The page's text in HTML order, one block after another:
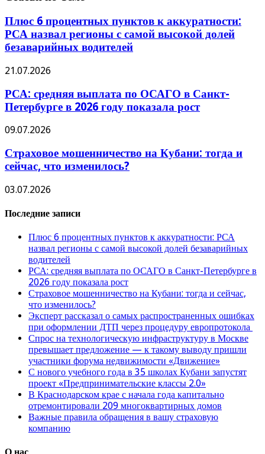
Плюс 6 процентных пунктов к аккуратности:
РСА назвал регионы с самой высокой долей
безаварийных водителей
21.07.2026
РСА: средняя выплата по ОСАГО в Санкт-
Петербурге в 2026 году показала рост
09.07.2026
Страховое мошенничество на Кубани: тогда и
сейчас, что изменилось?
03.07.2026
Последние записи
Плюс 6 процентных пунктов к аккуратности: РСА
назвал регионы с самой высокой долей безаварийных
водителей
РСА: средняя выплата по ОСАГО в Санкт-Петербурге в
2026 году показала рост
Страховое мошенничество на Кубани: тогда и сейчас,
что изменилось?
Эксперт рассказал о самых распространенных ошибках
при оформлении ДТП через процедуру европротокола
Спрос на технологическую инфраструктуру в Москве
превышает предложение — к такому выводу пришли
участники форума недвижимости «Движение»
С нового учебного года в 35 школах Кубани запустят
проект «Предпринимательские классы 2.0»
В Краснодарском крае с начала года капитально
отремонтировали 209 многоквартирных домов
Важные правила обращения в вашу страховую
компанию